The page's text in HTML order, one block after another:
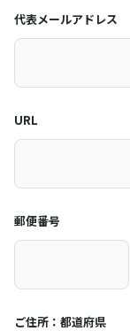
代表メールアドレス
URL
郵便番号
ご住所：都道府県